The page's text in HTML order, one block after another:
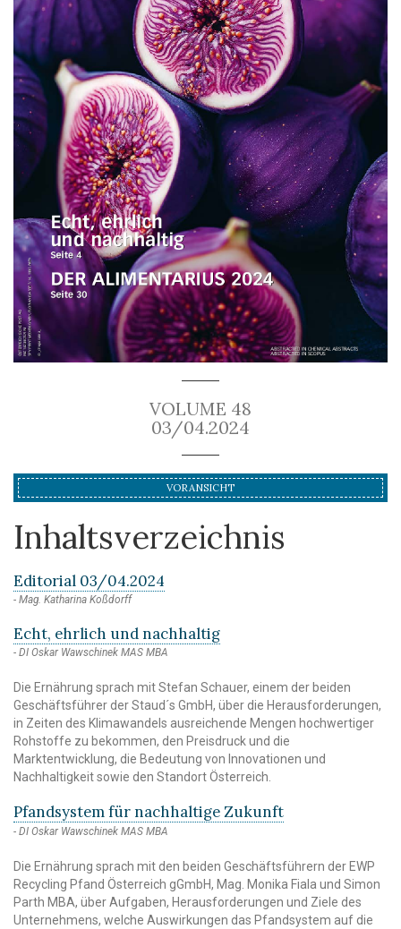
VOLUME 48
03/04.2024
VORANSICHT
Inhaltsverzeichnis
Editorial 03/04.2024
Mag. Katharina Koßdorff
Echt, ehrlich und nachhaltig
DI Oskar Wawschinek MAS MBA
Die Ernährung sprach mit Stefan Schauer, einem der beiden
Geschäftsführer der Staud´s GmbH, über die Herausforderungen,
in Zeiten des Klimawandels ausreichende Mengen hochwertiger
Rohstoffe zu bekommen, den Preisdruck und die
Marktentwicklung, die Bedeutung von Innovationen und
Nachhaltigkeit sowie den Standort Österreich.
Pfandsystem für nachhaltige Zukunft
DI Oskar Wawschinek MAS MBA
Die Ernährung sprach mit den beiden Geschäftsführern der EWP
Recycling Pfand Österreich gGmbH, Mag. Monika Fiala und Simon
Parth MBA, über Aufgaben, Herausforderungen und Ziele des
Unternehmens, welche Auswirkungen das Pfandsystem auf die